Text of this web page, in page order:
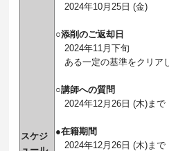
スケジ
2024年10月25日 (金)
○添削のご返却日
2024年11月下旬
ある一定の基準をクリア
○講師への質問
2024年12月26日 (木)まで
●在籍期間
2024年12月26日 (木)まで